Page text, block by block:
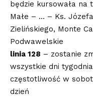
będzie kursowała na
Małe – … – Ks.
Zielińskiego, Monte
Podwawelskie
linia 128 – zostanie
wszystkie dni
częstotliwość w
dzień